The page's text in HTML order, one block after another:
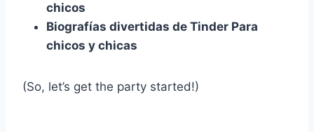
chicos
Biografías divertidas de Tinder Para
chicos y chicas
(So, let’s get the party started!)